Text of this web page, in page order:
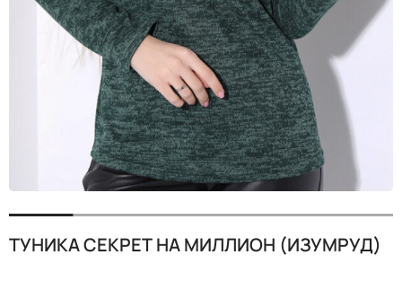
ТУНИКА СЕКРЕТ НА МИЛЛИОН (ИЗУМРУД)